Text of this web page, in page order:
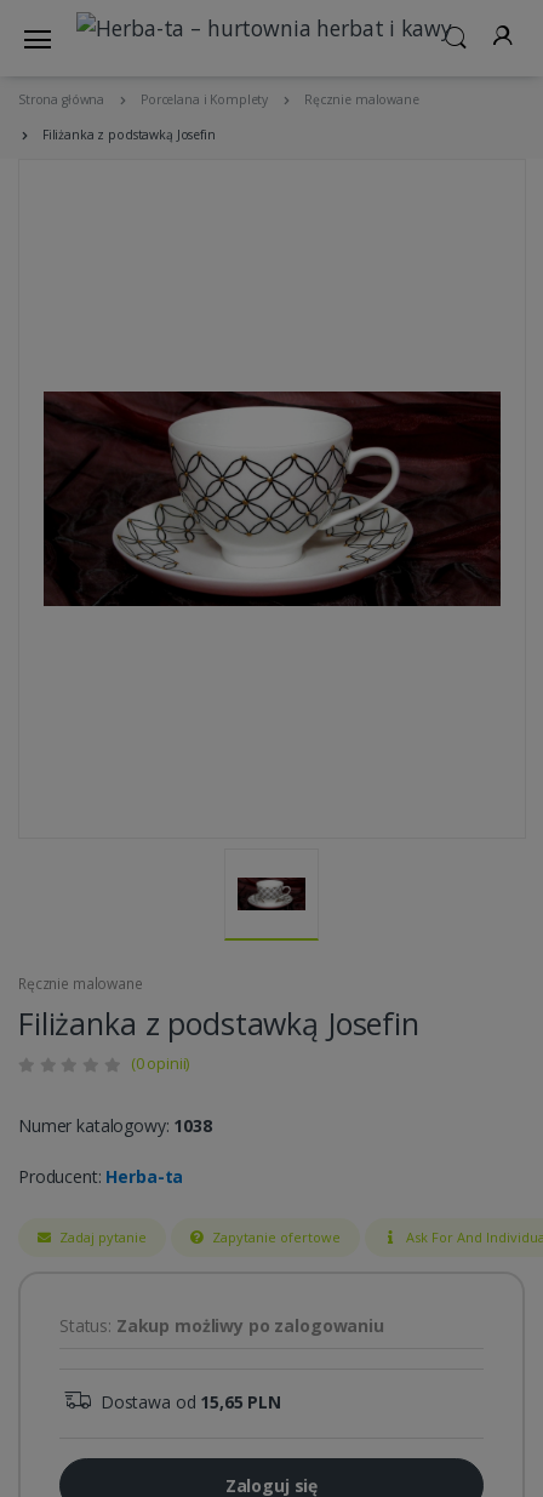
Strona główna Porcelana i Komplety Ręcznie malowane
Filiżanka z podstawką Josefin
Ręcznie malowane
Filiżanka z podstawką Josefin
(0 opinii)
Numer katalogowy: 1038
Producent: Herba-ta
Zadaj pytanie Zapytanie ofertowe Ask For And
Status: Zakup możliwy po zalogowaniu
Dostawa od 15,65 PLN
Zaloguj się